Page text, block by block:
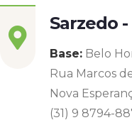
Sarzedo -
Base: Belo
Rua Marcos
Nova
(31) 9 8794-